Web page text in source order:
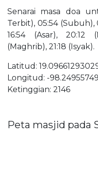
Senarai masa doa
Terbit), 05:54 (Subuh),
16:54 (Asar), 20:12
(Maghrib), 21:18 (Isyak).
Latitud:
Longitud: -
Ketinggian: 2146
Peta masjid pada